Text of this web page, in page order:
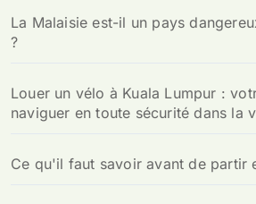
La Malaisie est-il un pays
?
Louer un vélo à Kuala Lumpur :
naviguer en toute sécurité dans la
Ce qu'il faut savoir avant de partir